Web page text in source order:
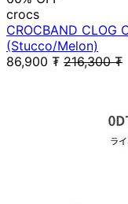
crocs
CROCBAND CLOG
(Stucco/Melon)
86,900 ₮ 216,300 ₮